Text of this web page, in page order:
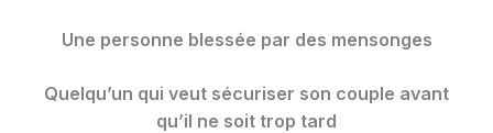
Une personne blessée par des mensonges
Quelqu’un qui veut sécuriser son couple avant
qu’il ne soit trop tard